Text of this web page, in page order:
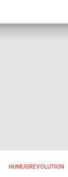
HUMUSREVOLUTION